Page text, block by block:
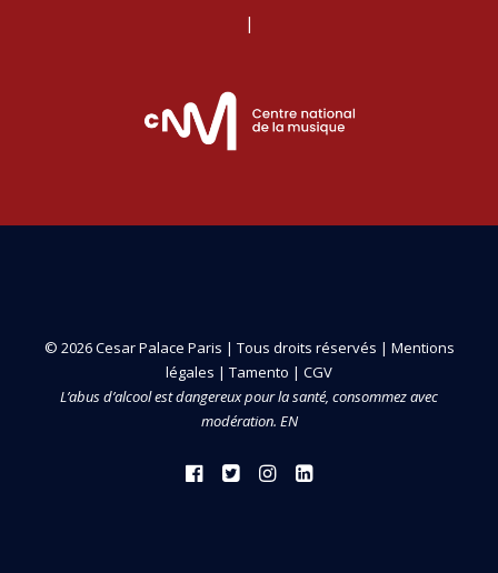
|
© 2026 Cesar Palace Paris | Tous droits réservés | Mentions
légales | Tamento | CGV
L’abus d’alcool est dangereux pour la santé, consommez avec
modération. EN